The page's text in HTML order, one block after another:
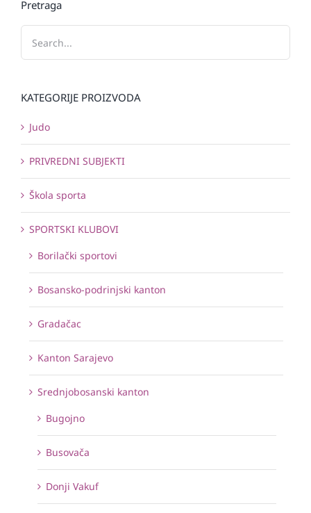
Pretraga
KATEGORIJE PROIZVODA
Judo
PRIVREDNI SUBJEKTI
Škola sporta
SPORTSKI KLUBOVI
Borilački sportovi
Bosansko-podrinjski kanton
Gradačac
Kanton Sarajevo
Srednjobosanski kanton
Bugojno
Busovača
Donji Vakuf